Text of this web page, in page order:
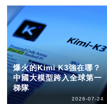
爆火的Kimi K3強在哪？
中國大模型跨入全球第一
梯隊
2026-07-24